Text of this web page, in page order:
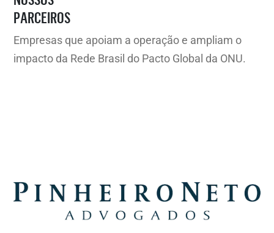
PARCEIROS
Empresas que apoiam a operação e ampliam o
impacto da Rede Brasil do Pacto Global da ONU.